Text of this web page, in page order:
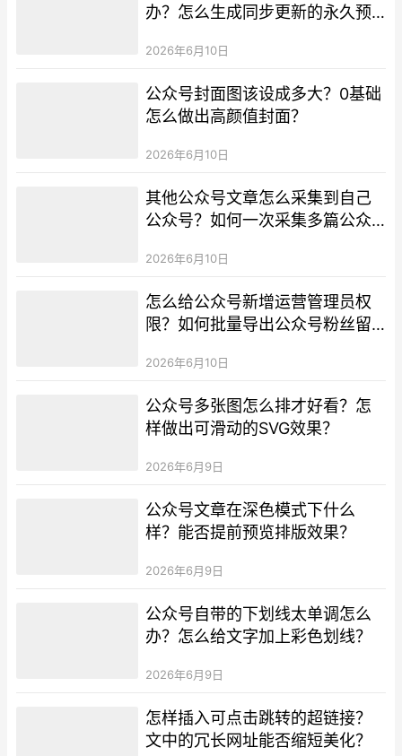
办？怎么生成同步更新的永久预
2026年6月10日
公众号封面图该设成多大？0基础
怎么做出高颜值封面？
2026年6月10日
其他公众号文章怎么采集到自己
公众号？如何一次采集多篇公众
2026年6月10日
怎么给公众号新增运营管理员权
限？如何批量导出公众号粉丝留
2026年6月10日
公众号多张图怎么排才好看？怎
样做出可滑动的SVG效果？
2026年6月9日
公众号文章在深色模式下什么
样？能否提前预览排版效果？
2026年6月9日
公众号自带的下划线太单调怎么
办？怎么给文字加上彩色划线？
2026年6月9日
怎样插入可点击跳转的超链接？
文中的冗长网址能否缩短美化？